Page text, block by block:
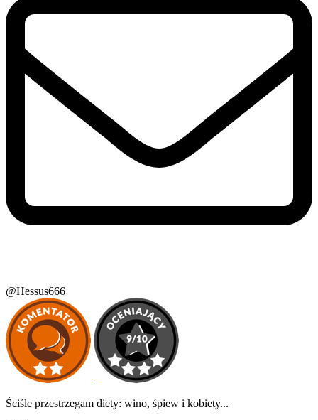
@Hessus666
Ściśle przestrzegam diety: wino, śpiew i kobiety...